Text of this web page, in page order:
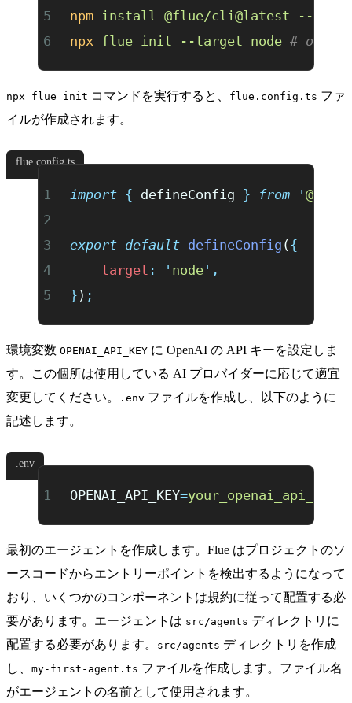
npm install @flue/cli@latest --
npx flue init --target node # or
npx flue init コマンドを実行すると、 flue.config.ts ファ
イルが作成されます。
flue.config.ts
import { defineConfig } from '
export default defineConfig ({
	target
: ' node ' ,
} ) ;
環境変数 OPENAI_API_KEY に OpenAI の API キーを設定しま
す。この個所は使用している AI プロバイダーに応じて適宜
変更してください。
.env ファイルを作成し、以下のように
記述します。
.env
OPENAI_API_KEY=your_openai_api_key
最初のエージェントを作成します。Flue はプロジェクトのソ
ースコードからエントリーポイントを検出するようになって
おり、いくつかのコンポーネントは規約に従って配置する必
要があります。エージェントは src/agents ディレクトリに
配置する必要があります。
src/agents ディレクトリを作成
し、 my-first-agent.ts ファイルを作成します。ファイル名
がエージェントの名前として使用されます。